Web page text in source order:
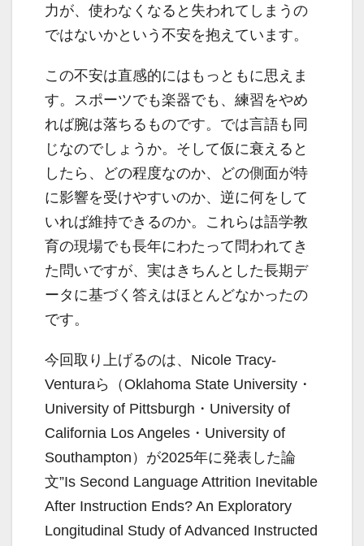
力が、使わなくなると失われてしまうの
ではないかという不安を抱えています。
この不安は直感的にはもっともに思えま
す。スポーツでも楽器でも、練習をやめ
れば腕は落ちるものです。では言語も同
じなのでしょうか。そして仮に衰えると
したら、どの程度なのか、どの側面が特
に影響を受けやすいのか、逆に何をして
いれば維持できるのか。これらは語学教
育の現場でも長年にわたって問われてき
た問いですが、実はきちんとした長期デ
ータに基づく答えはほとんどなかったの
です。
今回取り上げるのは、Nicole Tracy-
Venturaら（Oklahoma State University・
University of Pittsburgh・University of
California Los Angeles・University of
Southampton）が2025年に発表した論
文”Is Second Language Attrition Inevitable
After Instruction Ends? An Exploratory
Longitudinal Study of Advanced Instructed